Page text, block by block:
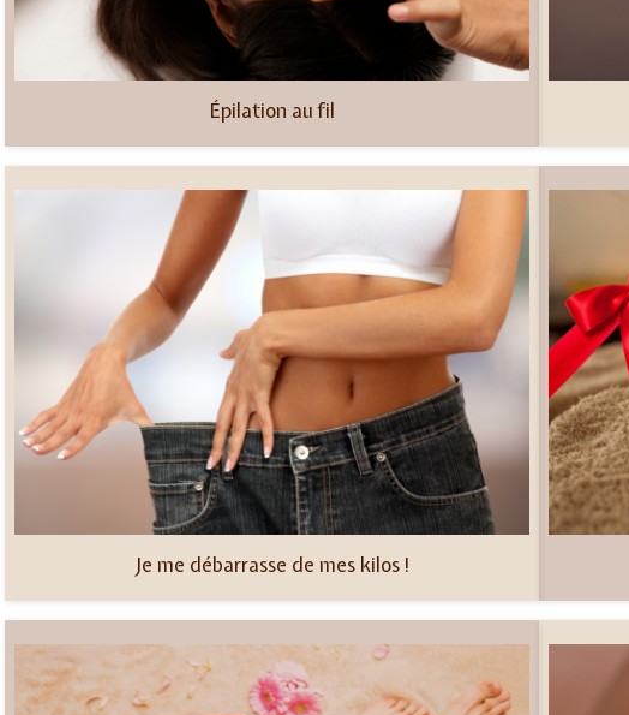
Épilation au fil
Je me débarrasse de mes kilos !